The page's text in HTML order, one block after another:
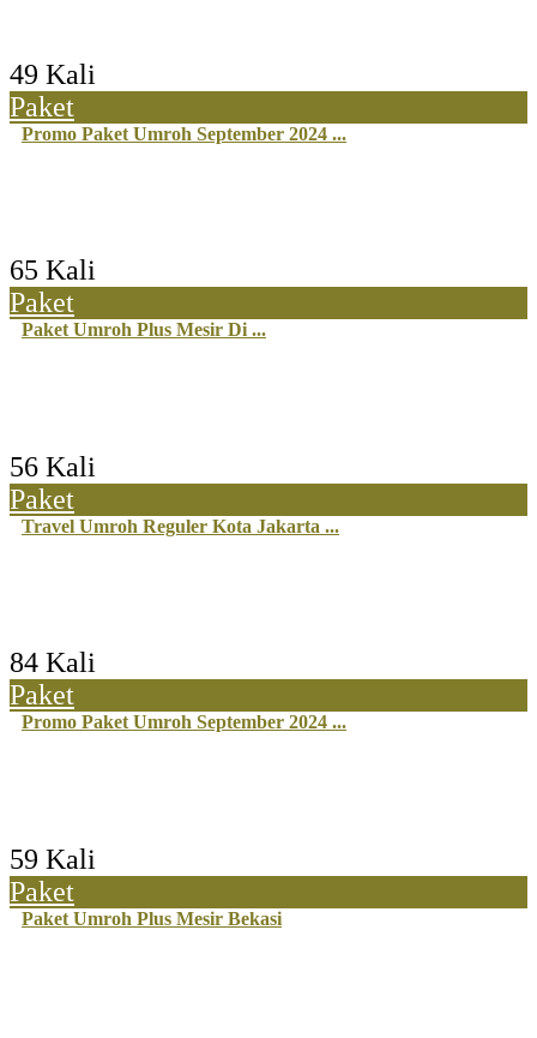
49 Kali
Paket
Promo Paket Umroh September 2024 ...
65 Kali
Paket
Paket Umroh Plus Mesir Di ...
56 Kali
Paket
Travel Umroh Reguler Kota Jakarta ...
84 Kali
Paket
Promo Paket Umroh September 2024 ...
59 Kali
Paket
Paket Umroh Plus Mesir Bekasi